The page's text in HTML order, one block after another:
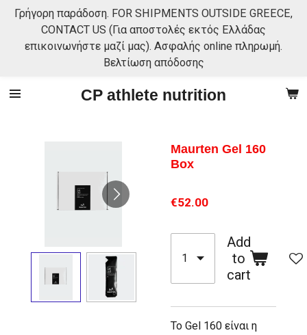
Skip
main
CP athlete nutrition
Γρήγορη παράδοση. FOR SHIPMENTS OUTSIDE GREECE,
CONTACT US (Για αποστολές εκτός Ελλάδας
επικοινωνήστε μαζί μας). Ασφαλής online πληρωμή.
Βελτίωση απόδοσης
Maurten Gel 160
Box
€52.00
Add
to
cart
Το Gel 160 είναι η